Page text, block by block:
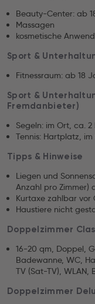
Beauty-Center: ab
Massagen
kosmetische
Sport &
Fitnessraum: ab 18
Sport &
Fremdanbieter)
Segeln: im Ort, ca. 2
Tennis: Hartplatz,
Tipps & Hinweise
Liegen und
Anzahl pro Zimmer)
Kurtaxe zahlbar vor
Haustiere nicht
Doppelzimmer
16-20 qm, Doppel,
Badewanne, WC,
TV (Sat-TV), WLAN,
Doppelzimmer